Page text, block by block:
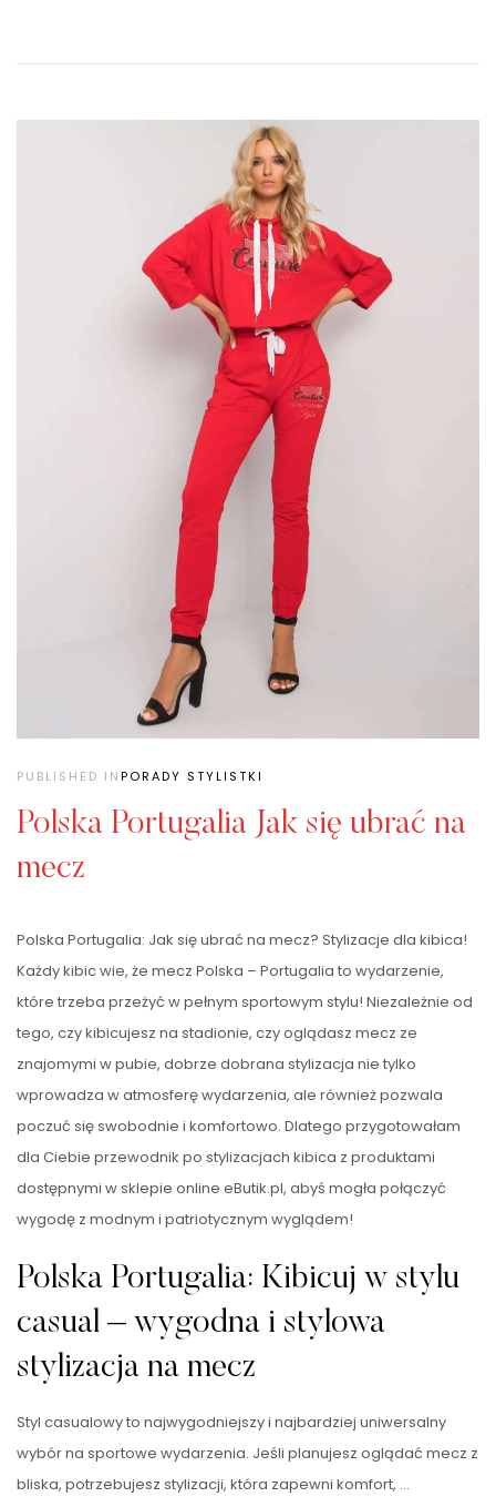
PUBLISHED INPORADY STYLISTKI
Polska Portugalia Jak się ubrać na
mecz
Polska Portugalia: Jak się ubrać na mecz? Stylizacje dla kibica!
Każdy kibic wie, że mecz Polska – Portugalia to wydarzenie,
które trzeba przeżyć w pełnym sportowym stylu! Niezależnie od
tego, czy kibicujesz na stadionie, czy oglądasz mecz ze
znajomymi w pubie, dobrze dobrana stylizacja nie tylko
wprowadza w atmosferę wydarzenia, ale również pozwala
poczuć się swobodnie i komfortowo. Dlatego przygotowałam
dla Ciebie przewodnik po stylizacjach kibica z produktami
dostępnymi w sklepie online eButik.pl, abyś mogła połączyć
wygodę z modnym i patriotycznym wyglądem!
Polska Portugalia: Kibicuj w stylu
casual – wygodna i stylowa
stylizacja na mecz
Styl casualowy to najwygodniejszy i najbardziej uniwersalny
wybór na sportowe wydarzenia. Jeśli planujesz oglądać mecz z
bliska, potrzebujesz stylizacji, która zapewni komfort, …